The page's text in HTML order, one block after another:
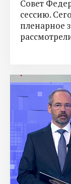
Совет
сессию.
пленарное